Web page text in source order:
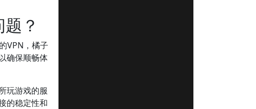
？
VPN，橘子
确保顺畅体
玩游戏的服
的稳定性和